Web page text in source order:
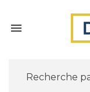
